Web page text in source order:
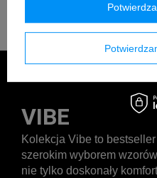
VIBE
Kolekcja Vibe to
szerokim wyborem
nie tylko doskonały